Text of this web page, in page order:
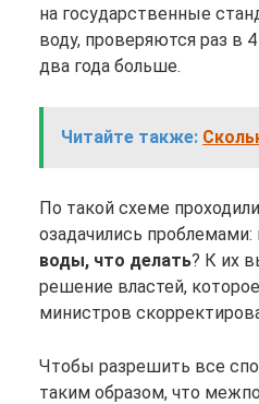
на государственные
воду, проверяются раз в
два года больше.
Читайте также:
По такой схеме
озадачились
воды, что делать? К их
решение властей,
министров
Чтобы разрешить все
таким образом, что